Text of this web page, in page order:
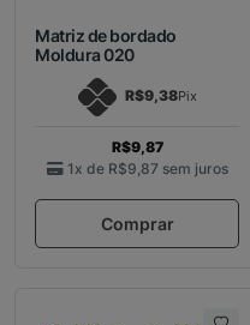
Matriz de bordado
Moldura 020
R$9,38Pix
R$9,87
1x de R$9,87 sem juros
Comprar